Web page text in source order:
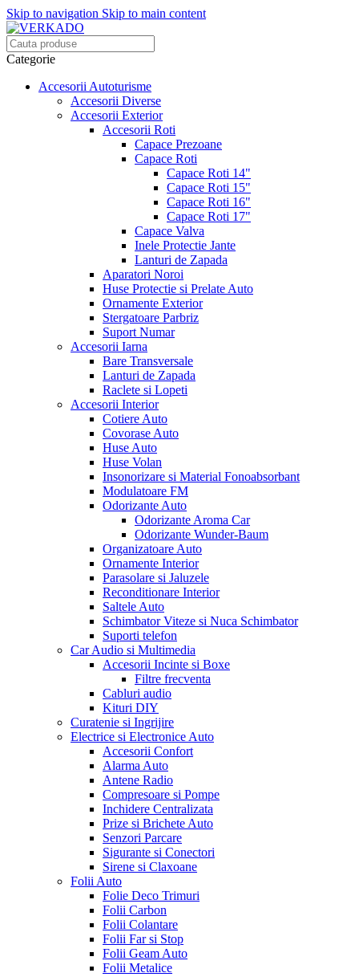
Skip to navigation Skip to main content
Categorie
Accesorii Autoturisme
Accesorii Diverse
Accesorii Exterior
Accesorii Roti
Capace Prezoane
Capace Roti
Capace Roti 14"
Capace Roti 15"
Capace Roti 16"
Capace Roti 17"
Capace Valva
Inele Protectie Jante
Lanturi de Zapada
Aparatori Noroi
Huse Protectie si Prelate Auto
Ornamente Exterior
Stergatoare Parbriz
Suport Numar
Accesorii Iarna
Bare Transversale
Lanturi de Zapada
Raclete si Lopeti
Accesorii Interior
Cotiere Auto
Covorase Auto
Huse Auto
Huse Volan
Insonorizare si Material Fonoabsorbant
Modulatoare FM
Odorizante Auto
Odorizante Aroma Car
Odorizante Wunder-Baum
Organizatoare Auto
Ornamente Interior
Parasolare si Jaluzele
Reconditionare Interior
Saltele Auto
Schimbator Viteze si Nuca Schimbator
Suporti telefon
Car Audio si Multimedia
Accesorii Incinte si Boxe
Filtre frecventa
Cabluri audio
Kituri DIY
Curatenie si Ingrijire
Electrice si Electronice Auto
Accesorii Confort
Alarma Auto
Antene Radio
Compresoare si Pompe
Inchidere Centralizata
Prize si Brichete Auto
Senzori Parcare
Sigurante si Conectori
Sirene si Claxoane
Folii Auto
Folie Deco Trimuri
Folii Carbon
Folii Colantare
Folii Far si Stop
Folii Geam Auto
Folii Metalice